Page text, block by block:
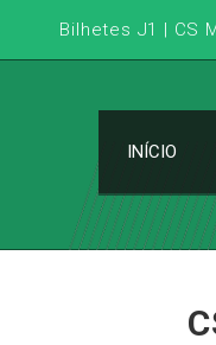
Bilhetes J1 | CS
INÍCIO